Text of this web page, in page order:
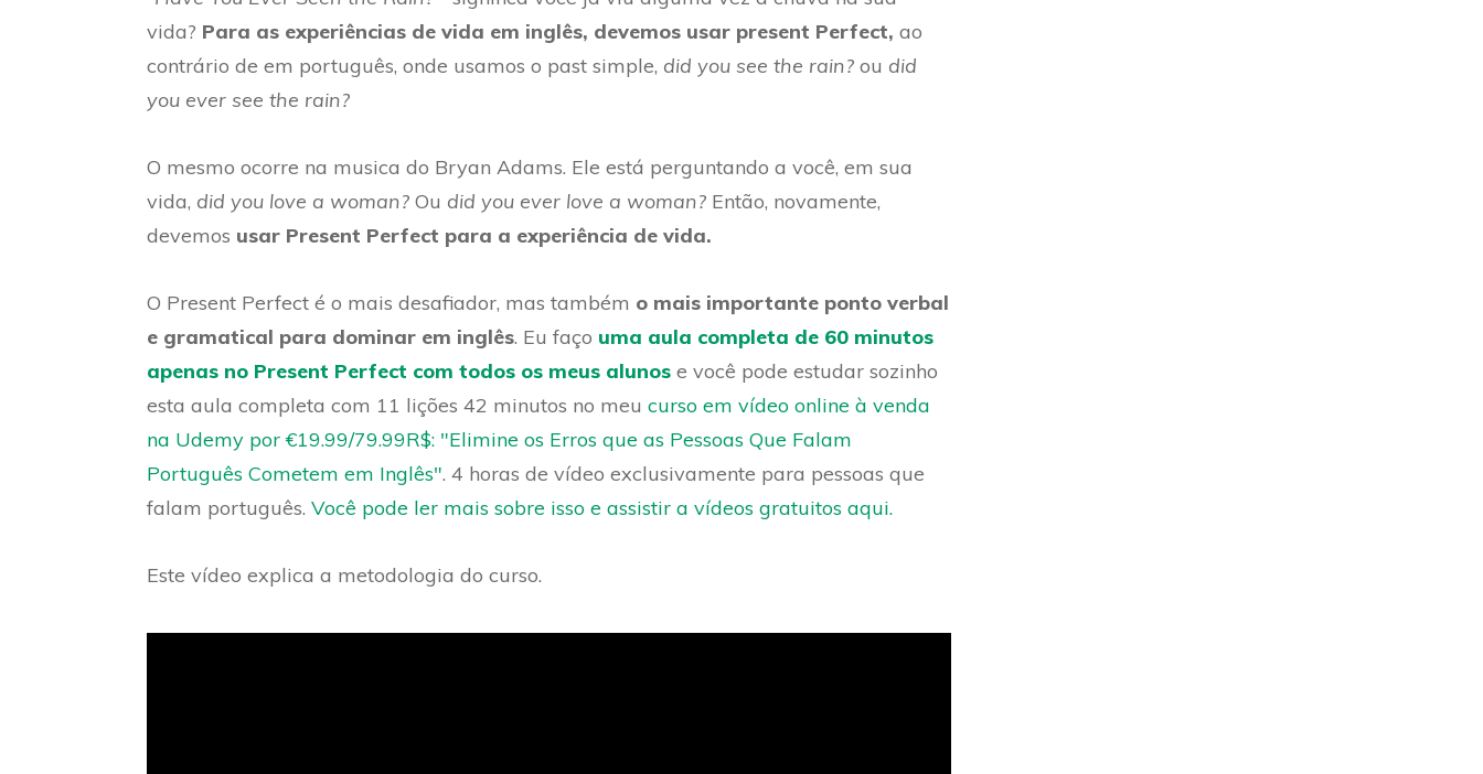
vida? Para as experiências de vida em inglês, devemos usar present Perfect, ao
contrário de em português, onde usamos o past simple, did you see the rain? ou did
you ever see the rain?
O mesmo ocorre na musica do Bryan Adams. Ele está perguntando a você, em sua
vida, did you love a woman? Ou did you ever love a woman? Então, novamente,
devemos usar Present Perfect para a experiência de vida.
O Present Perfect é o mais desafiador, mas também o mais importante ponto verbal
e gramatical para dominar em inglês. Eu faço uma aula completa de 60 minutos
apenas no Present Perfect com todos os meus alunos e você pode estudar sozinho
esta aula completa com 11 lições 42 minutos no meu curso em vídeo online à venda
na Udemy por €19.99/79.99R$: "Elimine os Erros que as Pessoas Que Falam
Português Cometem em Inglês". 4 horas de vídeo exclusivamente para pessoas que
falam português. Você pode ler mais sobre isso e assistir a vídeos gratuitos aqui.
Este vídeo explica a metodologia do curso.